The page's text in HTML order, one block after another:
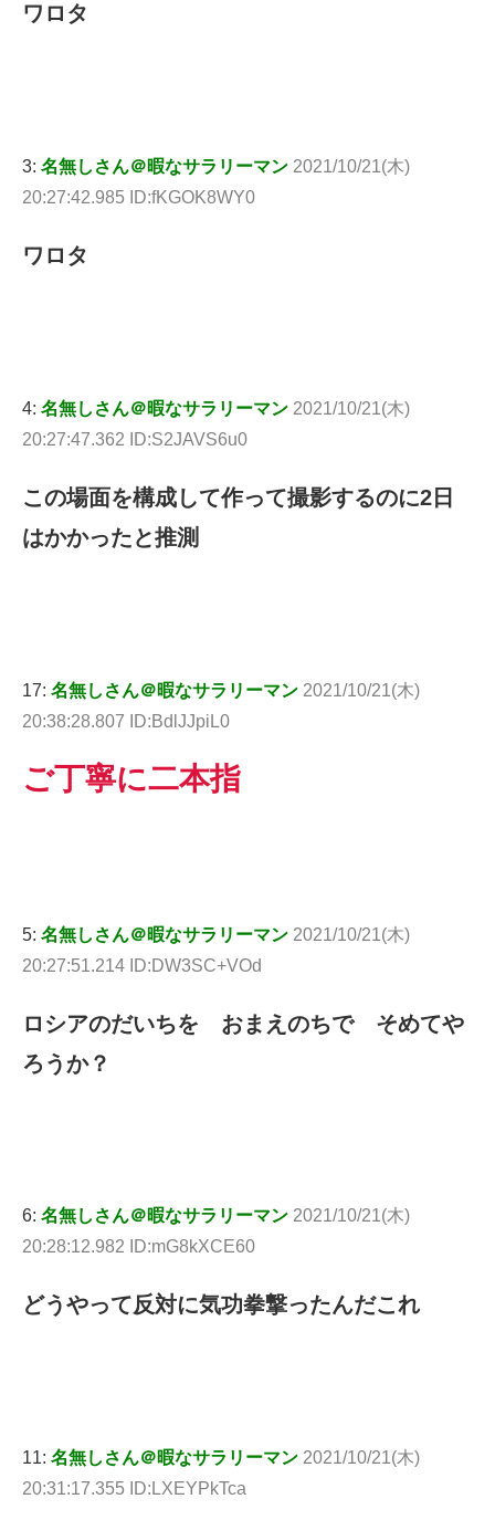
ワロタ
3: 名無しさん＠暇なサラリーマン 2021/10/21(木)
20:27:42.985 ID:fKGOK8WY0
ワロタ
4: 名無しさん＠暇なサラリーマン 2021/10/21(木)
20:27:47.362 ID:S2JAVS6u0
この場面を構成して作って撮影するのに2日
はかかったと推測
17: 名無しさん＠暇なサラリーマン 2021/10/21(木)
20:38:28.807 ID:BdlJJpiL0
ご丁寧に二本指
5: 名無しさん＠暇なサラリーマン 2021/10/21(木)
20:27:51.214 ID:DW3SC+VOd
ロシアのだいちを おまえのちで そめてや
ろうか？
6: 名無しさん＠暇なサラリーマン 2021/10/21(木)
20:28:12.982 ID:mG8kXCE60
どうやって反対に気功拳撃ったんだこれ
11: 名無しさん＠暇なサラリーマン 2021/10/21(木)
20:31:17.355 ID:LXEYPkTca